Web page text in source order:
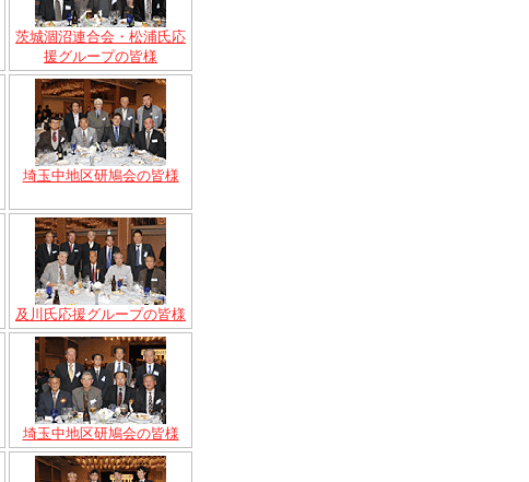
茨城涸沼連合会・松浦氏応
援グループの皆様
埼玉中地区研鳩会の皆様
及川氏応援グループの皆様
埼玉中地区研鳩会の皆様